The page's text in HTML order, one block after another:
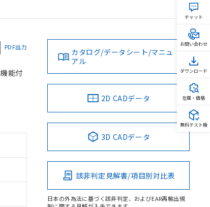
PDF出力
能付
カタログ/データシート/マニュ
アル
2D CADデータ
3D CADデータ
該非判定見解書/項目別対比表
日本の外為法に基づく該非判定、およびEAR再輸出規
チャット
お問い合わせ
ダウンロード
在庫・価格
無料テスト機